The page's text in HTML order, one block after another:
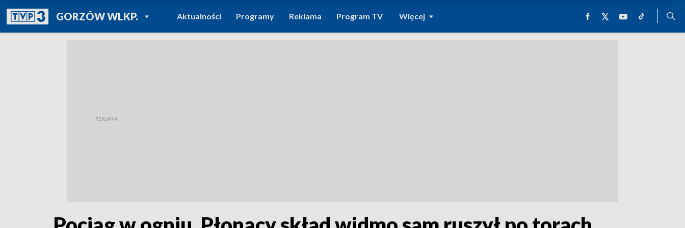
GORZÓW WLKP.POWRÓT DO
TVP REGIONY
Aktualności Programy Reklama Program TV Więcej